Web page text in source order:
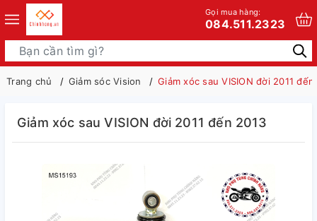
Gọi mua hàng:
084.511.2323
Trang chủ Giảm sóc Vision Giảm xóc sau VISION đời 2011 đến
Giảm xóc sau VISION đời 2011 đến 2013